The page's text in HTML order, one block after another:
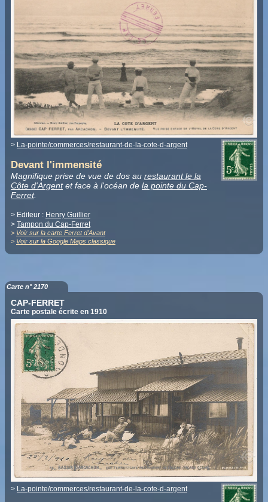
> La-pointe/commerces/restaurant-de-la-cote-d-argent
Devant l'immensité
Magnifique prise de vue de dos au restaurant le la
Côte d'Argentet face à l'océan de la pointe du Cap-
Ferret.
> Editeur : Henry Guillier
> Tampon du Cap-Ferret
> Voir sur la carte Ferret d'Avant
> Voir sur la Google Maps classique
Carte n° 2170
CAP-FERRET
Carte postale écrite en 1910
> La-pointe/commerces/restaurant-de-la-cote-d-argent